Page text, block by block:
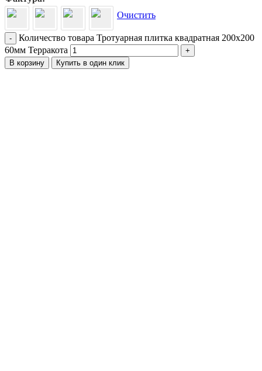
Очистить
-
Количество товара Тротуарная плитка квадратная 200х200
60мм Терракота
+
В корзину
Купить в один клик